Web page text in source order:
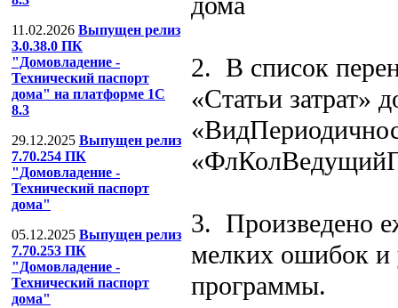
11.02.2026 Выпущен релиз
3.0.38.0 ПК
"Домовладение -
Технический паспорт
дома" на платформе 1С
8.3
29.12.2025 Выпущен релиз
7.70.254 ПК
"Домовладение -
Технический паспорт
дома"
05.12.2025 Выпущен релиз
7.70.253 ПК
"Домовладение -
Технический паспорт
дома"
2. В список
«Статьи затрат»
3. Произведено
мелких ошибок и
программы.